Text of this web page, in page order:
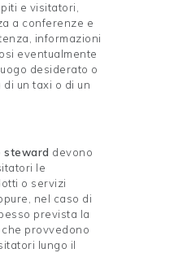
e visitatori,
a conferenze e
informazioni
eventualmente
desiderato o
un taxi o di un
steward devono
le
o servizi
nel caso di
prevista la
provvedono
lungo il